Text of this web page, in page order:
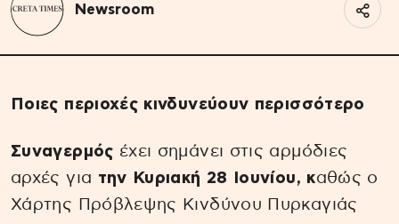
Newsroom
Ποιες περιοχές κινδυνεύουν περισσότερο
Συναγερμός έχει σημάνει στις αρμόδιες
αρχές για την Κυριακή 28 Ιουνίου, καθώς ο
Χάρτης Πρόβλεψης Κινδύνου Πυρκαγιάς